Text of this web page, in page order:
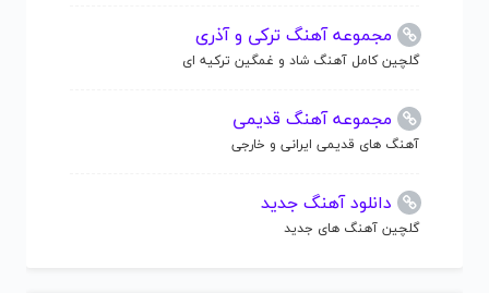
مجموعه آهنگ ترکی و آذری
گلچین کامل آهنگ شاد و غمگین ترکیه ای
مجموعه آهنگ قدیمی
آهنگ های قدیمی ایرانی و خارجی
دانلود آهنگ جدید
گلچین آهنگ های جدید